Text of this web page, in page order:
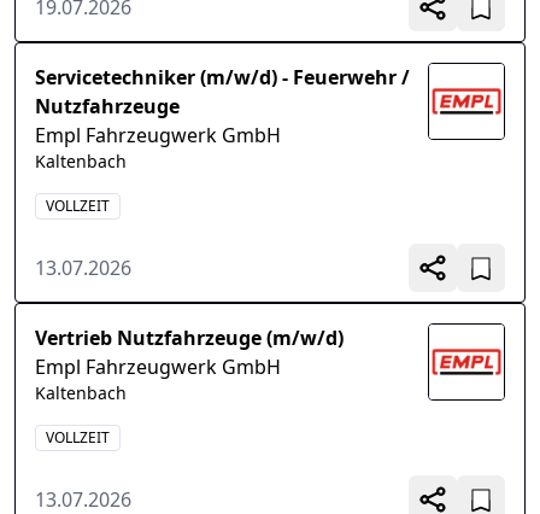
19.07.2026
Servicetechniker (m/w/d) - Feuerwehr /
Nutzfahrzeuge
Empl Fahrzeugwerk GmbH
Kaltenbach
VOLLZEIT
13.07.2026
Vertrieb Nutzfahrzeuge (m/w/d)
Empl Fahrzeugwerk GmbH
Kaltenbach
VOLLZEIT
13.07.2026